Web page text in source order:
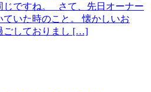
じですね。 さて、先日オーナー
いた時のこと。 懐かしいお
ごしておりまし […]